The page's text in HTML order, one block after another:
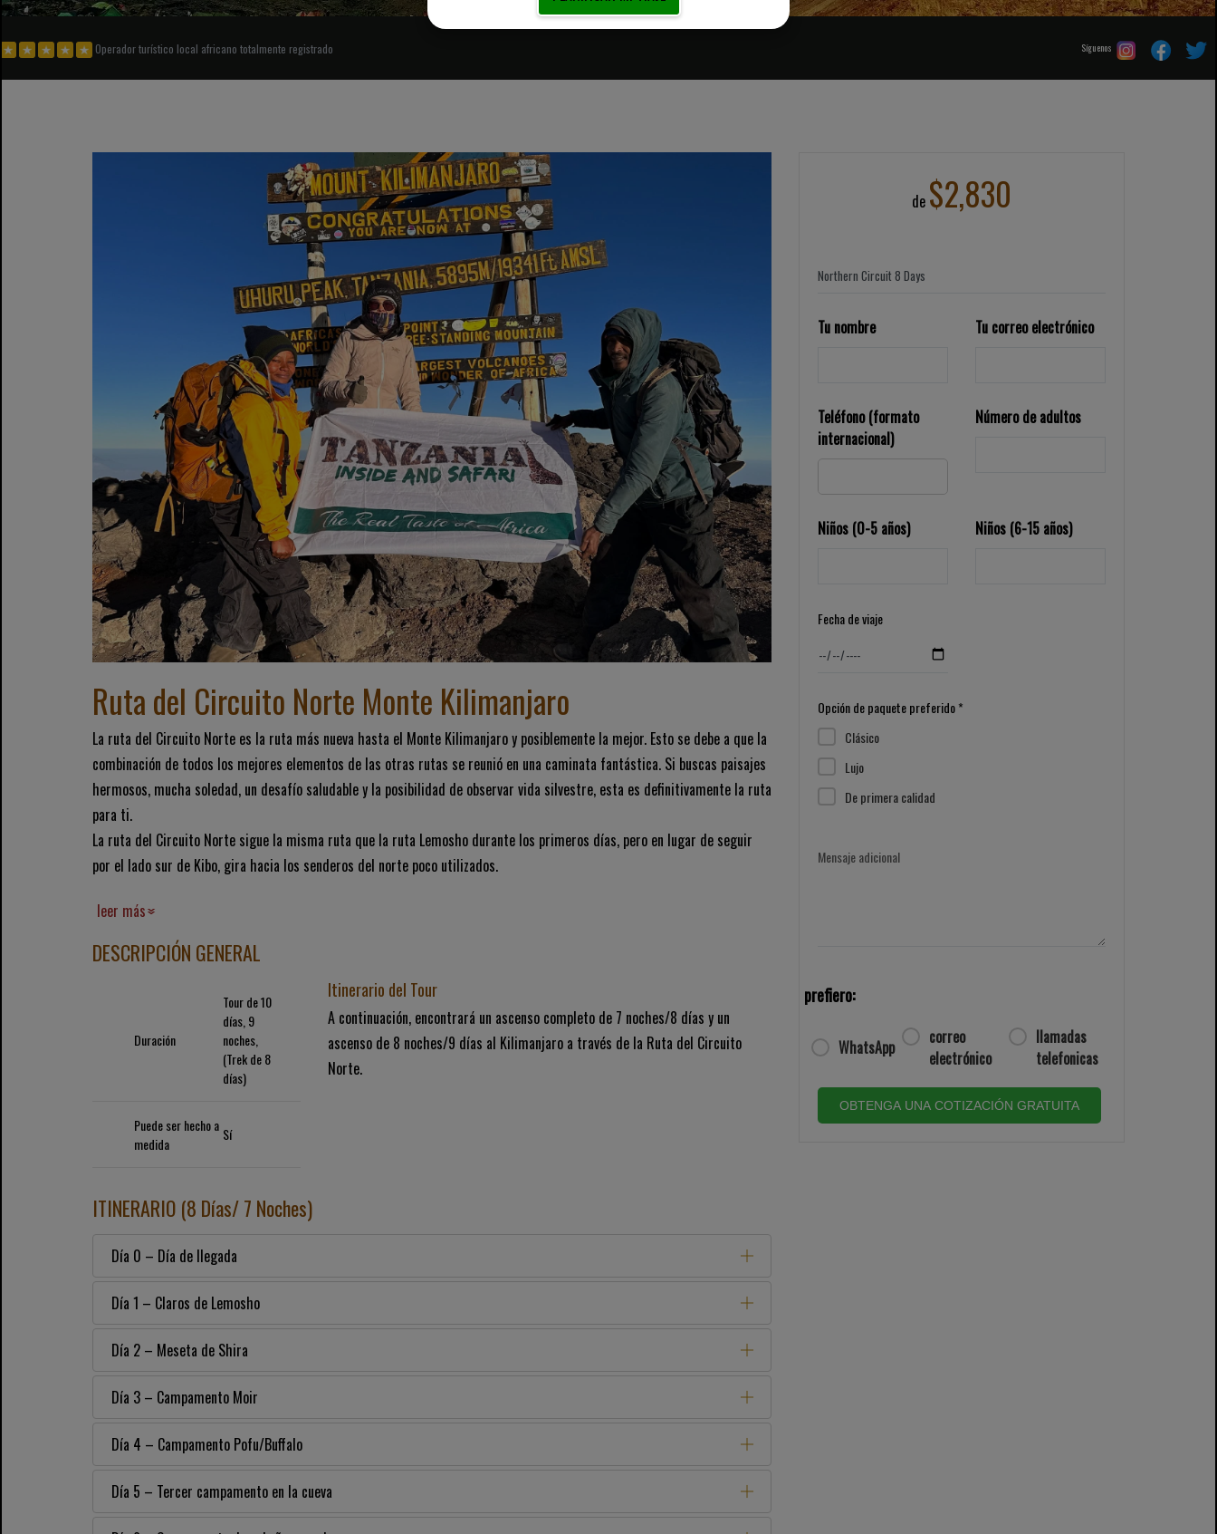
Operador turístico local africano totalmente registrado Síguenos
Ruta del Circuito Norte Monte Kilimanjaro
La ruta del Circuito Norte es la ruta más nueva hasta el Monte Kilimanjaro y posiblemente la mejor. Esto se debe a que la
combinación de todos los mejores elementos de las otras rutas se reunió en una caminata fantástica. Si buscas paisajes
hermosos, mucha soledad, un desafío saludable y la posibilidad de observar vida silvestre, esta es definitivamente la ruta
para ti.
La ruta del Circuito Norte sigue la misma ruta que la ruta Lemosho durante los primeros días, pero en lugar de seguir
por el lado sur de Kibo, gira hacia los senderos del norte poco utilizados.
leer más
DESCRIPCIÓN GENERAL
Duración
Tour de 10
días, 9
noches,
(Trek de 8
días)
Puede ser hecho a
medida
Sí
Itinerario del Tour
A continuación, encontrará un ascenso completo de 7 noches/8 días y un
ascenso de 8 noches/9 días al Kilimanjaro a través de la Ruta del Circuito
Norte.
ITINERARIO (8 Días/ 7 Noches)
Día 0 – Día de llegada
Día 1 – Claros de Lemosho
Día 2 – Meseta de Shira
Día 3 – Campamento Moir
Día 4 – Campamento Pofu/Buffalo
Día 5 – Tercer campamento en la cueva
de $2,830
Tu nombre Tu correo electrónico
Teléfono (formato
internacional)
Número de adultos
Niños (0-5 años) Niños (6-15 años)
Fecha de viaje
Opción de paquete preferido *
Clásico
Lujo
De primera calidad
Mensaje adicional
prefiero:
WhatsApp
correo
electrónico
llamadas
telefonicas
OBTENGA UNA COTIZACIÓN GRATUITA